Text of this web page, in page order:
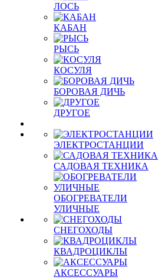
ЛОСЬ
КАБАН
РЫСЬ
КОСУЛЯ
БОРОВАЯ ДИЧЬ
ДРУГОЕ
ЭЛЕКТРОСТАНЦИИ
САДОВАЯ ТЕХНИКА
ОБОГРЕВАТЕЛИ
УЛИЧНЫЕ
СНЕГОХОДЫ
КВАДРОЦИКЛЫ
АКСЕССУАРЫ